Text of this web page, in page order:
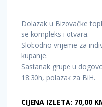
Dolazak u Bizovačke
se kompleks i otvara.
Slobodno vrijeme za
kupanje.
Sastanak grupe u
18:30h, polazak za BiH.
CIJENA IZLETA: 70,00